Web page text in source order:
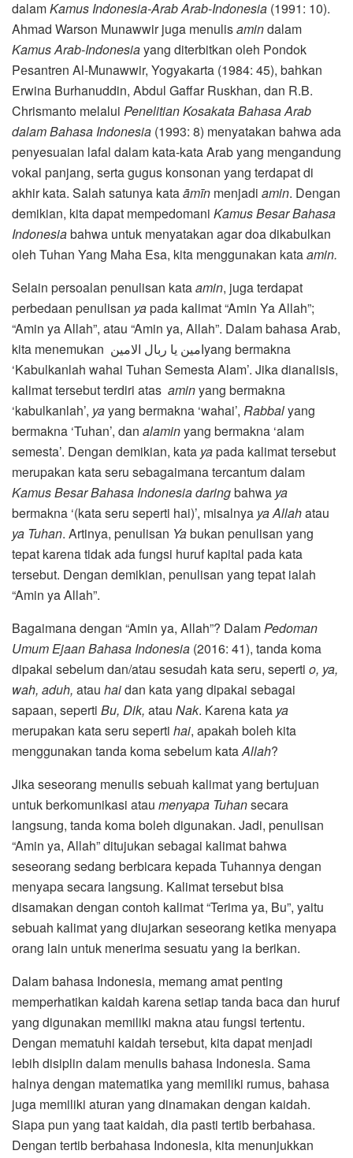
dalamKamus Indonesia-Arab Arab-Indonesia (1991: 10).
Ahmad Warson Munawwir juga menulisamindalam
Kamus Arab-Indonesiayang diterbitkan oleh Pondok
Pesantren Al-Munawwir, Yogyakarta (1984: 45), bahkan
Erwina Burhanuddin, Abdul Gaffar Ruskhan, dan R.B.
Chrismanto melalui Penelitian Kosakata Bahasa Arab
dalam Bahasa Indonesia (1993: 8) menyatakan bahwa ada
penyesuaian lafal dalam kata-kata Arab yang mengandung
vokal panjang, serta gugus konsonan yang terdapat di
akhir kata. Salah satunya kataāmīn menjadi amin. Dengan
demikian, kita dapat mempedomani Kamus Besar Bahasa
Indonesiabahwa untuk menyatakan agar doa dikabulkan
oleh Tuhan Yang Maha Esa, kita menggunakan kataamin.
Selain persoalan penulisan kataamin, juga terdapat
perbedaan penulisan yapada kalimat “Amin Ya Allah”;
“Amin ya Allah”, atau “Amin ya, Allah”. Dalam bahasa Arab,
kita menemukan امين يا ربال الامينyang bermakna
‘Kabulkanlah wahai Tuhan Semesta Alam’. Jika dianalisis,
kalimat tersebut terdiri atas aminyang bermakna
‘kabulkanlah’, yayang bermakna ‘wahai’, Rabbalyang
bermakna ‘Tuhan’, dan alaminyang bermakna ‘alam
semesta’. Dengan demikian, kata yapada kalimat tersebut
merupakan kata seru sebagaimana tercantum dalam
Kamus Besar Bahasa Indonesia daringbahwa ya
bermakna ‘(kata seru seperti hai)’, misalnya ya Allahatau
ya Tuhan. Artinya, penulisan Yabukan penulisan yang
tepat karena tidak ada fungsi huruf kapital pada kata
tersebut. Dengan demikian, penulisan yang tepat ialah
“Amin ya Allah”.
Bagaimana dengan “Amin ya, Allah”? DalamPedoman
Umum Ejaan Bahasa Indonesia (2016: 41), tanda koma
dipakai sebelum dan/atau sesudah kata seru, seperti o, ya,
wah, aduh, atau haidan kata yang dipakai sebagai
sapaan, seperti Bu, Dik, atau Nak. Karena kata ya
merupakan kata seru seperti hai, apakah boleh kita
menggunakan tanda koma sebelum kataAllah?
Jika seseorang menulis sebuah kalimat yang bertujuan
untuk berkomunikasi atau menyapa Tuhansecara
langsung, tanda koma boleh digunakan. Jadi, penulisan
“Amin ya, Allah” ditujukan sebagai kalimat bahwa
seseorang sedang berbicara kepada Tuhannya dengan
menyapa secara langsung. Kalimat tersebut bisa
disamakan dengan contoh kalimat “Terima ya, Bu”, yaitu
sebuah kalimat yang diujarkan seseorang ketika menyapa
orang lain untuk menerima sesuatu yang ia berikan.
Dalam bahasa Indonesia, memang amat penting
memperhatikan kaidah karena setiap tanda baca dan huruf
yang digunakan memiliki makna atau fungsi tertentu.
Dengan mematuhi kaidah tersebut, kita dapat menjadi
lebih disiplin dalam menulis bahasa Indonesia. Sama
halnya dengan matematika yang memiliki rumus, bahasa
juga memiliki aturan yang dinamakan dengan kaidah.
Siapa pun yang taat kaidah, dia pasti tertib berbahasa.
Dengan tertib berbahasa Indonesia, kita menunjukkan